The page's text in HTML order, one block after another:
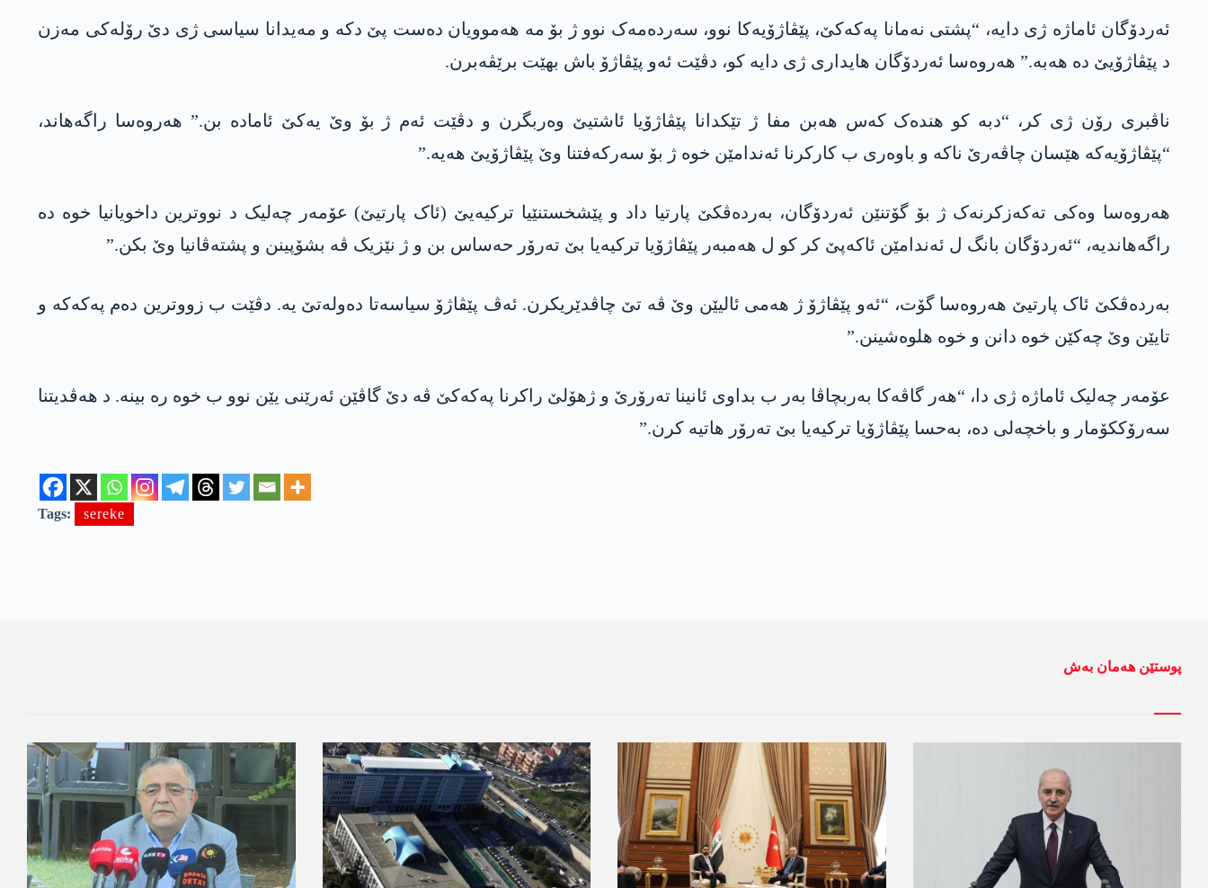
ئەردۆگان ئاماژە ژی دایە، “پشتی نەمانا پەکەکێ، پێڤاژۆیەکا نوو، سەردەمەک نوو ژ بۆ مە هەموویان دەست پێ دکە و مەیدانا سیاسی ژی دێ رۆلەکی مەزن
د پێڤاژۆیێ دە ھەبە.” ھەروەسا ئەردۆگان ھایداری ژی دایە کو، دڤێت ئەو پێڤاژۆ باش بهێت برێڤەبرن.
ناڤبری رۆن ژی کر، “دبە کو ھندەک کەس ھەبن مفا ژ تێکدانا پێڤاژۆیا ئاشتیێ وەربگرن و دڤێت ئەم ژ بۆ وێ یەکێ ئامادە بن.” ھەروەسا راگەھاند،
“پێڤاژۆیەکە ھێسان چاڤەرێ ناکە و باوەری ب کارکرنا ئەندامێن خوە ژ بۆ سەرکەفتنا وێ پێڤاژۆیێ ھەیە.”
ھەروەسا وەکی تەکەزکرنەک ژ بۆ گۆتنێن ئەردۆگان، بەردەڤکێ پارتیا داد و پێشخستنێیا ترکیەیێ (ئاک پارتیێ) عۆمەر چەلیک د نووترین داخویانیا خوە دە
راگەھاندیە، “ئەردۆگان بانگ ل ئەندامێن ئاکەپێ کر کو ل ھەمبەر پێڤاژۆیا ترکیەیا بێ تەرۆر حەساس بن و ژ نێزیک ڤە بشۆپینن و پشتەڤانیا وێ بکن.”
بەردەڤکێ ئاک پارتیێ ھەروەسا گۆت، “ئەو پێڤاژۆ ژ ھەمی ئالیێن وێ ڤە تێ چاڤدێریکرن. ئەڤ پێڤاژۆ سیاسەتا دەولەتێ یە. دڤێت ب زووترین دەم پەکەکە و
تایێن وێ چەکێن خوە دانن و خوە ھلوەشینن.”
عۆمەر چەلیک ئاماژە ژی دا، “ھەر گاڤەکا بەربچاڤا بەر ب بداوی ئانینا تەرۆرێ و ژھۆلێ راکرنا پەکەکێ ڤە دێ گاڤێن ئەرێنی یێن نوو ب خوە رە بینە. د ھەڤدیتنا
سەرۆککۆمار و باخچەلی دە، بەحسا پێڤاژۆیا ترکیەیا بێ تەرۆر ھاتیە کرن.”
Tags: sereke
پوستێن ھەمان بەش